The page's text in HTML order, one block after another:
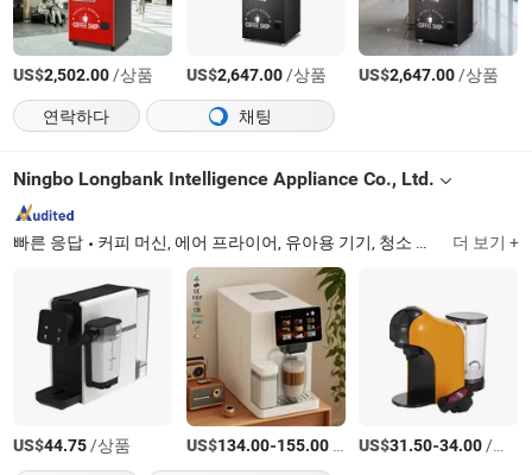
US$2,502.00/상품 US$2,647.00/상품 US$2,647.00/상품
연락하다
채팅
Ningbo Longbank Intelligence Appliance Co., Ltd.
빠른 응답 커피 머신, 에어 프라이어, 유아용 기기, 청소 기기, 기타 소형 주방 기기 더 보기 +
US$44.75/상품 US$134.00-155.00/상품 US$31.50-34.00/상품